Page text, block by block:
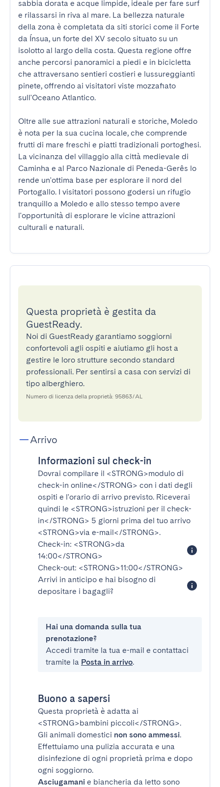
sabbia dorata e acque limpide, ideale per fare surf
e rilassarsi in riva al mare. La bellezza naturale
della zona è completata da siti storici come il Forte
da Ínsua, un forte del XV secolo situato su un
isolotto al largo della costa. Questa regione offre
anche percorsi panoramici a piedi e in bicicletta
che attraversano sentieri costieri e lussureggianti
pinete, offrendo ai visitatori viste mozzafiato
sull'Oceano Atlantico.
Oltre alle sue attrazioni naturali e storiche, Moledo
è nota per la sua cucina locale, che comprende
frutti di mare freschi e piatti tradizionali portoghesi.
La vicinanza del villaggio alla città medievale di
Caminha e al Parco Nazionale di Peneda-Gerês lo
rende un'ottima base per esplorare il nord del
Portogallo. I visitatori possono godersi un rifugio
tranquillo a Moledo e allo stesso tempo avere
l'opportunità di esplorare le vicine attrazioni
culturali e naturali.
Questa proprietà è gestita da
GuestReady.
Noi di GuestReady garantiamo soggiorni
confortevoli agli ospiti e aiutiamo gli host a
gestire le loro strutture secondo standard
professionali. Per sentirsi a casa con servizi di
tipo alberghiero.
Numero di licenza della proprietà: 95863/AL
Arrivo
Informazioni sul check-in
Dovrai compilare il <STRONG>modulo di
check-in online</STRONG> con i dati degli
ospiti e l'orario di arrivo previsto. Riceverai
quindi le <STRONG>istruzioni per il check-
in</STRONG> 5 giorni prima del tuo arrivo
<STRONG>via e-mail</STRONG>.
Check-in: <STRONG>da
14:00</STRONG>
Check-out: <STRONG>11:00</STRONG>
Arrivi in anticipo e hai bisogno di
depositare i bagagli?
Hai una domanda sulla tua
prenotazione?
Accedi tramite la tua e-mail e contattaci
tramite la Posta in arrivo.
Buono a sapersi
Questa proprietà è adatta ai
<STRONG>bambini piccoli</STRONG>.
Gli animali domestici non sono ammessi.
Effettuiamo una pulizia accurata e una
disinfezione di ogni proprietà prima e dopo
ogni soggiorno.
Asciugamani e biancheria da letto sono